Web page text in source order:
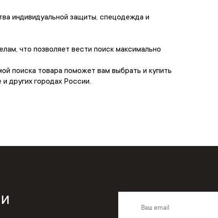
индивидуальной защиты, спецодежда и
что позволяет вести поиск максимально
поиска товара поможет вам выбрать и купить
других городах России.